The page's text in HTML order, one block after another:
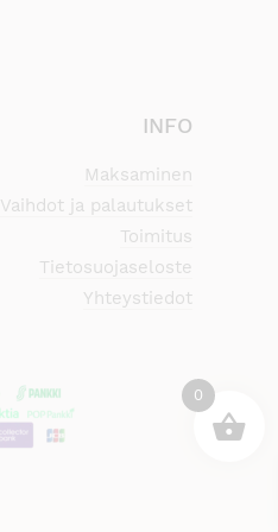
0
INFO
Maksaminen
Vaihdot ja palautukset
Toimitus
Tietosuojaseloste
Yhteystiedot